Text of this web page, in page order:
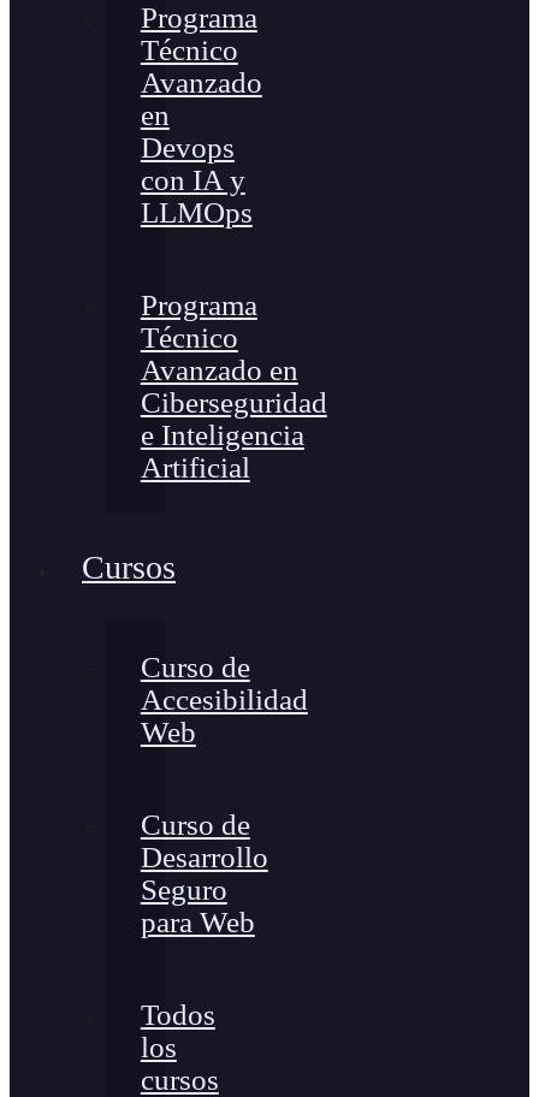
Programa
Técnico
Avanzado
en
Devops
con IA y
LLMOps
Programa
Técnico
Avanzado en
Ciberseguridad
e Inteligencia
Artificial
Cursos
Curso de
Accesibilidad
Web
Curso de
Desarrollo
Seguro
para Web
Todos
los
cursos